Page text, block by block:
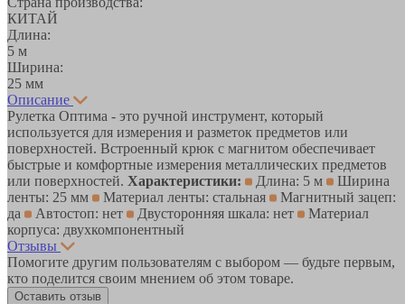
КИТАЙ
Длина:
5 м
Ширина:
25 мм
Описание
Рулетка Оптима - это ручной инструмент, который
используется для измерения и разметок предметов или
поверхностей. Встроенный крюк с магнитом обеспечивает
быстрые и комфортные измерения металлических предметов
или поверхностей. Характеристики: Длина: 5 м
Ширина
ленты: 25 мм
Материал ленты: стальная
Магнитный зацеп:
да
Автостоп: нет Двусторонняя шкала: нет
Материал
корпуса: двухкомпонентный
Отзывы
Помогите другим пользователям с выбором — будьте первым,
кто поделится своим мнением об этом товаре.
Оставить отзыв